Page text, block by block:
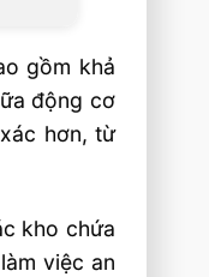
gồm khả
động cơ
hơn, từ
kho chứa
việc an